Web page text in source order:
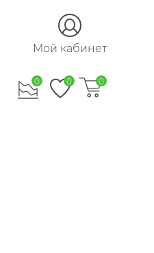
Мой кабинет
0 0 0